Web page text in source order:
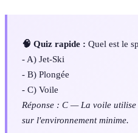
🧠 Quiz rapide : Quel est le
- A) Jet-Ski
- B) Plongée
- C) Voile
Réponse : C — La voile
sur l'environnement minime.